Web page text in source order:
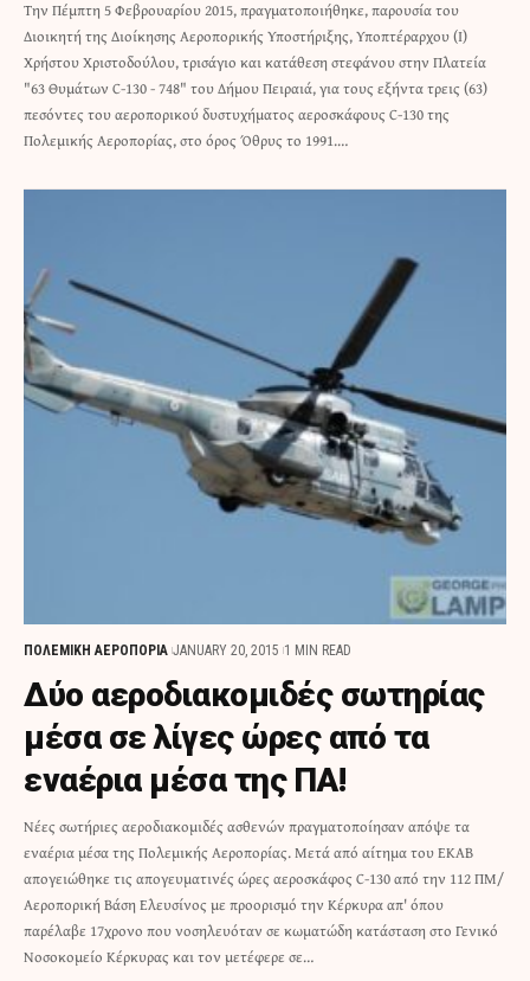
Την Πέμπτη 5 Φεβρουαρίου 2015, πραγματοποιήθηκε, παρουσία του
Διοικητή της Διοίκησης Αεροπορικής Υποστήριξης, Υποπτέραρχου (Ι)
Χρήστου Χριστοδούλου, τρισάγιο και κατάθεση στεφάνου στην Πλατεία
"63 Θυμάτων C-130 - 748" του Δήμου Πειραιά, για τους εξήντα τρεις (63)
πεσόντες του αεροπορικού δυστυχήματος αεροσκάφους C-130 της
Πολεμικής Αεροπορίας, στο όρος Όθρυς το 1991.…
ΠΟΛΕΜΙΚΗ ΑΕΡΟΠΟΡΙΑ JANUARY 20, 2015 1 MIN READ
Δύο αεροδιακομιδές σωτηρίας
μέσα σε λίγες ώρες από τα
εναέρια μέσα της ΠΑ!
Νέες σωτήριες αεροδιακομιδές ασθενών πραγματοποίησαν απόψε τα
εναέρια μέσα της Πολεμικής Αεροπορίας. Μετά από αίτημα του ΕΚΑΒ
απογειώθηκε τις απογευματινές ώρες αεροσκάφος C-130 από την 112 ΠΜ/
Αεροπορική Βάση Ελευσίνος με προορισμό την Κέρκυρα απ' όπου
παρέλαβε 17χρονο που νοσηλευόταν σε κωματώδη κατάσταση στο Γενικό
Νοσοκομείο Κέρκυρας και τον μετέφερε σε…